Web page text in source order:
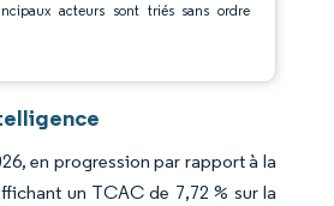
acteurs sont triés sans ordre
en progression par rapport à la
un TCAC de 7,72 % sur la